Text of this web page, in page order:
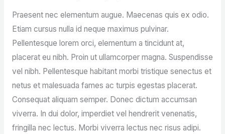
Praesent nec elementum augue. Maecenas quis ex odio.
Etiam cursus nulla id neque maximus pulvinar.
Pellentesque lorem orci, elementum a tincidunt at,
placerat eu nibh. Proin ut ullamcorper magna. Suspendisse
vel nibh. Pellentesque habitant morbi tristique senectus et
netus et malesuada fames ac turpis egestas placerat.
Consequat aliquam semper. Donec dictum accumsan
viverra. In dui dolor, imperdiet vel hendrerit venenatis,
fringilla nec lectus. Morbi viverra lectus nec risus adipi.